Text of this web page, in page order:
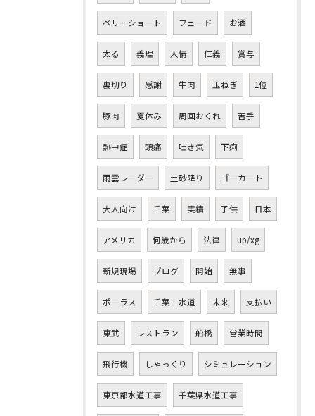
ベリーショート フェード お酒
太る 義理 人情 仁義 賞与
裏切り 感謝 牛肉 玉ねぎ 1位
豚肉 夏休み 周回おくれ 苦手
熱中症 頭痛 吐き気 下痢
雨雲レーダー 土砂降り ゴーカート
大人向け 千葉 実績 子供 日本
アメリカ 何歳から 法律 up/xg
新規現場 ブログ 開始 無事
ポーラス 千葉 水道 未来 支払い
東武 レストラン 船橋 営業時間
飛行機 しゃっくり シミュレーション
東京都水道工事 千葉県水道工事